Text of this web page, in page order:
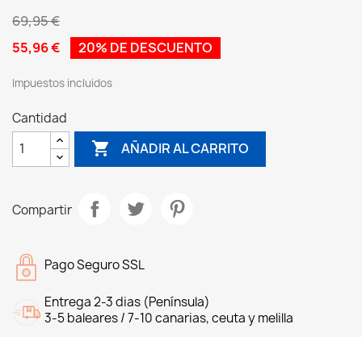
69,95 €
55,96 €
20% DE DESCUENTO
Impuestos incluidos
Cantidad
 AÑADIR AL CARRITO
Compartir
Pago Seguro SSL
Entrega 2-3 dias (Península)
3-5 baleares / 7-10 canarias, ceuta y melilla